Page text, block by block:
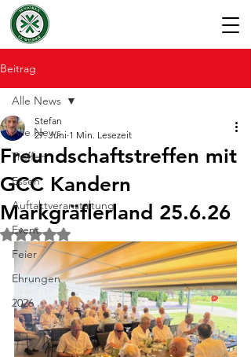
Beitrag
Alle News
Treffen
Essen
Auftaktveranstaltung
Event
Feier
Ehrungen
2026
Alle News
Freundschaftstreffen mit
GCC Kandern
Markgräflerland 25.6.26
Stefan
27. Juni 1 Min. Lesezeit
Mit NaN von 5 Sternen bewertet.